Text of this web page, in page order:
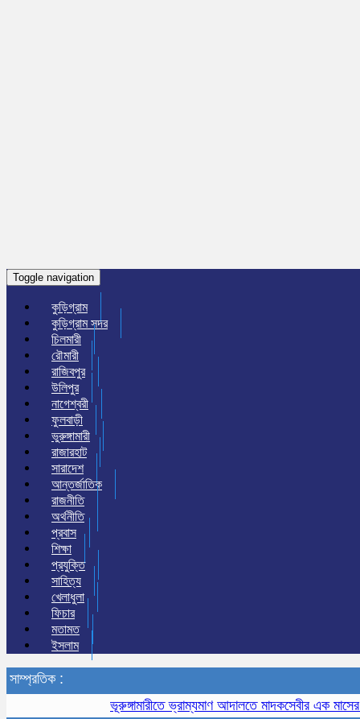
Toggle navigation
কুড়িগ্রাম
কুড়িগ্রাম সদর
চিলমারী
রৌমারী
রাজিবপুর
উলিপুর
নাগেশ্বরী
ফুলবাড়ী
ভুরুঙ্গামারী
রাজারহাট
সারাদেশ
আন্তর্জাতিক
রাজনীতি
অর্থনীতি
প্রবাস
শিক্ষা
প্রযুক্তি
সাহিত্য
খেলাধুলা
ফিচার
মতামত
ইসলাম
সাম্প্রতিক :
ভূরুঙ্গামারীতে ভ্রাম্যমাণ আদালতে মাদকসেবীর এক মাসের